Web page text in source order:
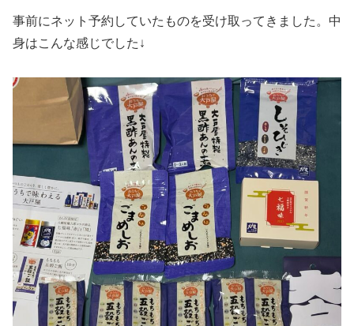
事前にネット予約していたものを受け取ってきました。中
身はこんな感じでした↓